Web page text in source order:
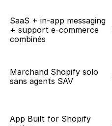
SaaS + in-app messaging
+ support e-commerce
combinés
Marchand Shopify solo
sans agents SAV
App Built for Shopify